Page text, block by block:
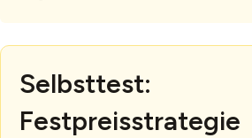
Selbsttest:
Festpreisstrategie